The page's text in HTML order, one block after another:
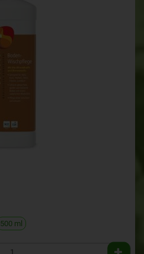
500 ml